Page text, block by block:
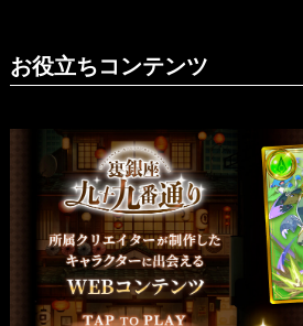
お役立ちコンテンツ